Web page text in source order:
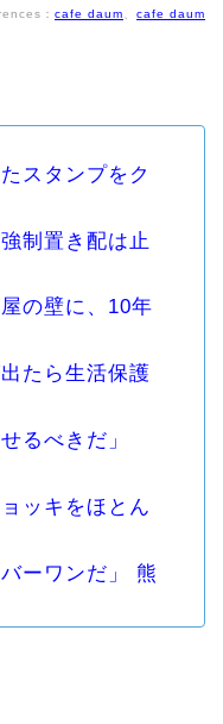
： cafe daum cafe daum
スタンプをク
制置き配は止
の壁に、10年
たら生活保護
るべきだ」
ッキをほとん
ーワンだ」 熊